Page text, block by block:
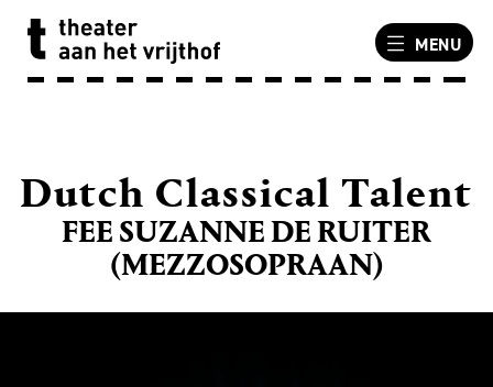
MENU
FEE SUZANNE DE RUITER
(MEZZOSOPRAAN)
Dutch Classical Talent